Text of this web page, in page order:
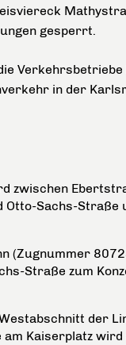
gesperrt.
in der
zwischen
Otto-Sachs-Straße
(Zugnummer
Straße zum
der
am Kaiserplatz